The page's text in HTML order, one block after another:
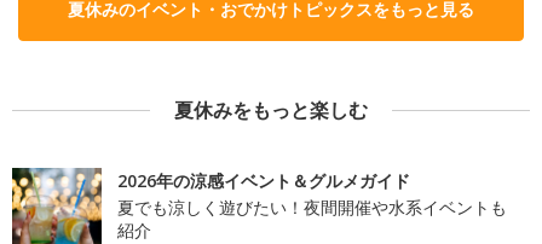
夏休みのイベント・おでかけトピックスをもっと見る
夏休みをもっと楽しむ
2026年の涼感イベント＆グルメガイド
夏でも涼しく遊びたい！夜間開催や水系イベントも
紹介